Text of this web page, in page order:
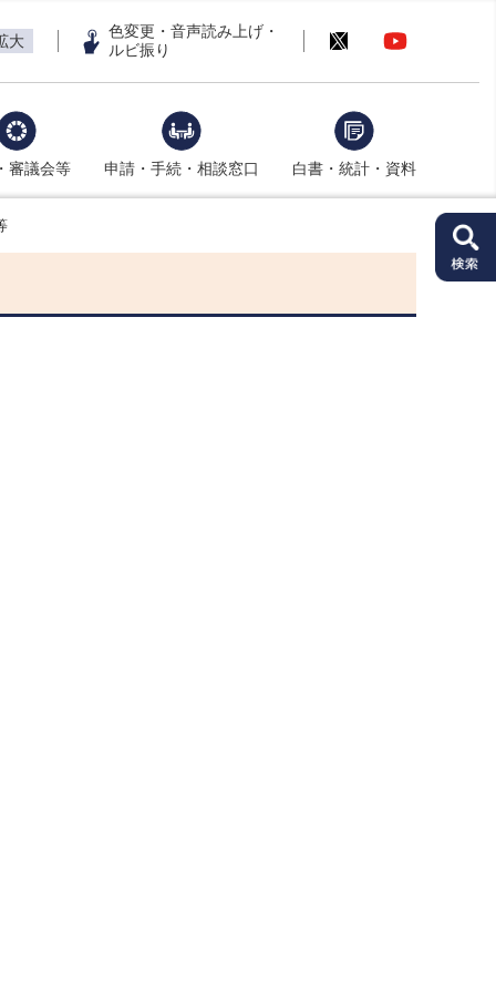
大
色変更・音声読み上げ・
ルビ振り
審議会等 申請・手続・相談窓口 白書・統計・資料